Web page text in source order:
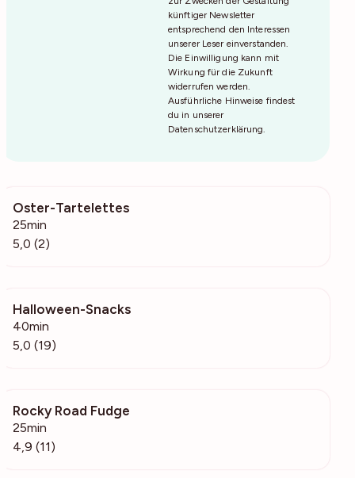
künftiger Newsletter
entsprechend den Interessen
unserer Leser einverstanden.
Die Einwilligung kann mit
Wirkung für die Zukunft
widerrufen werden.
Ausführliche Hinweise findest
du in unserer
Datenschutzerklärung.
Oster-Tartelettes
25min
5,0 (2)
Halloween-Snacks
40min
5,0 (19)
Rocky Road Fudge
25min
4,9 (11)